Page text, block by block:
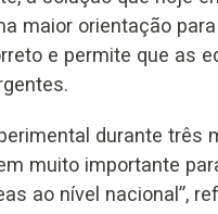
maior orientação
e permite que as
durante três
muito importante
ao nível nacional”,